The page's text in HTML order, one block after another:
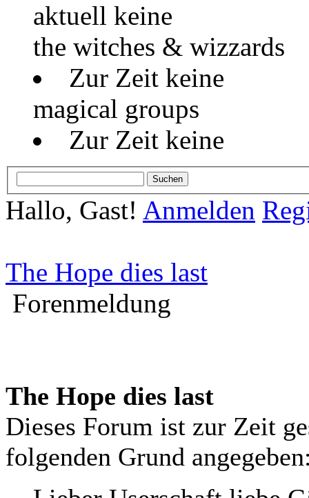
aktuell keine
the witches & wizzards
Zur Zeit keine
magical groups
Zur Zeit keine
Hallo, Gast! Anmelden
The Hope dies last
Forenmeldung
The Hope dies last
Dieses Forum ist zur Zeit
folgenden Grund